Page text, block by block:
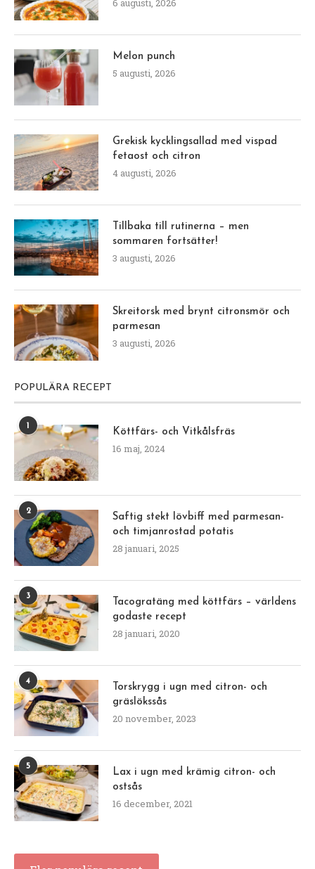
6 augusti, 2026
Melon punch
5 augusti, 2026
Grekisk kycklingsallad med vispad
fetaost och citron
4 augusti, 2026
Tillbaka till rutinerna – men
sommaren fortsätter!
3 augusti, 2026
Skreitorsk med brynt citronsmör och
parmesan
3 augusti, 2026
POPULÄRA RECEPT
Köttfärs- och Vitkålsfräs
16 maj, 2024
2
Saftig stekt lövbiff med parmesan-
och timjanrostad potatis
28 januari, 2025
3
Tacogratäng med köttfärs – världens
godaste recept
28 januari, 2020
4
Torskrygg i ugn med citron- och
gräslökssås
20 november, 2023
5
Lax i ugn med krämig citron- och
ostsås
16 december, 2021